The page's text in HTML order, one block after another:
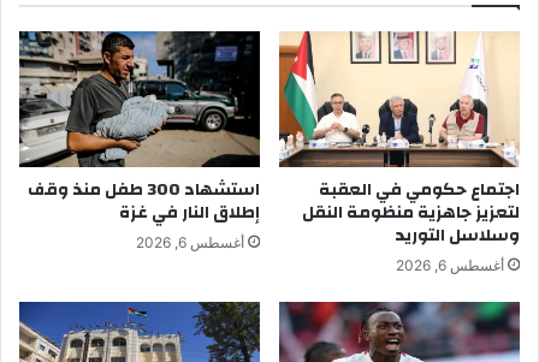
اجتماع حكومي في العقبة
لتعزيز جاهزية منظومة النقل
وسلاسل التوريد
أغسطس 6, 2026
استشهاد 300 طفل منذ وقف
إطلاق النار في غزة
أغسطس 6, 2026